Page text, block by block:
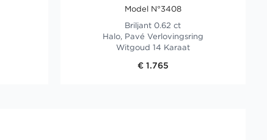
Model N°3408
Briljant 0.62 ct
Halo, Pavé Verlovingsring
Witgoud 14 Karaat
€ 1.765